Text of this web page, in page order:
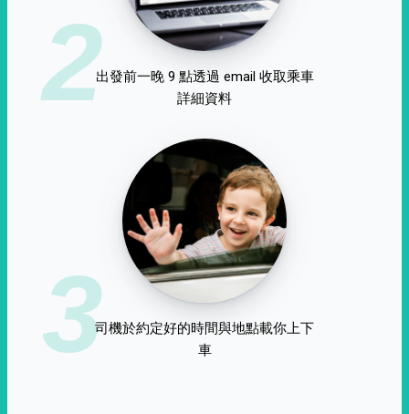
2出發前一晚 9 點透過 email 收取乘車
詳細資料
3司機於約定好的時間與地點載你上下
車